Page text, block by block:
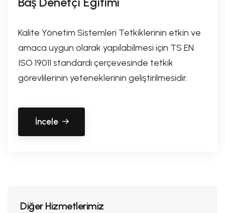
Kalite Yönetim Sistemleri Tetkiklerinin etkin ve
amaca uygun olarak yapılabilmesi için TS EN
ISO 19011 standardı çerçevesinde tetkik
görevlilerinin yeteneklerinin geliştirilmesidir.
İncele
Diğer Hizmetlerimiz